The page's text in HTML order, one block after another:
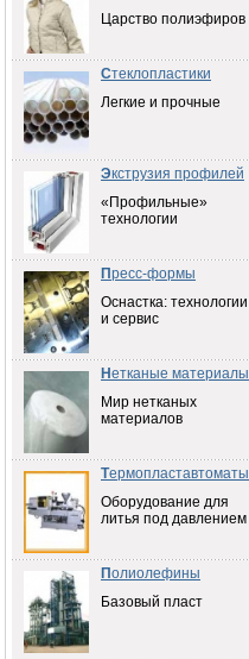
Царство полиэфиров
Стеклопластики
Легкие и прочные
Экструзия профилей
«Профильные»
технологии
Пресс-формы
Оснастка: технологии
и сервис
Н етканые материалы
Мир нетканых
материалов
Термопластавтоматы
Оборудование для
литья под давлением
Полиолефины
Базовый пласт